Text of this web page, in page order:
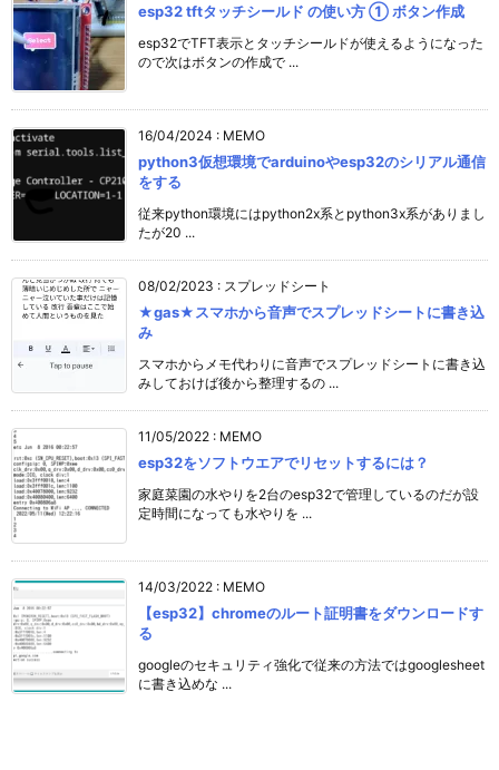
esp32 tftタッチシールド の使い方 ① ボタン作成
esp32でTFT表示とタッチシールドが使えるようになった
ので次はボタンの作成で ...
16/04/2024 : MEMO
python3仮想環境でarduinoやesp32のシリアル通信
をする
従来python環境にはpython2x系とpython3x系がありまし
たが20 ...
08/02/2023 : スプレッドシート
★gas★スマホから音声でスプレッドシートに書き込
み
スマホからメモ代わりに音声でスプレッドシートに書き込
みしておけば後から整理するの ...
11/05/2022 : MEMO
esp32をソフトウエアでリセットするには？
家庭菜園の水やりを2台のesp32で管理しているのだが設
定時間になっても水やりを ...
14/03/2022 : MEMO
【esp32】chromeのルート証明書をダウンロードす
る
googleのセキュリティ強化で従来の方法ではgooglesheet
に書き込めな ...